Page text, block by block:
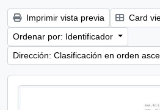
Imprimir vista previa Card
Ordenar por: Identificador
Dirección: Clasificación en orden